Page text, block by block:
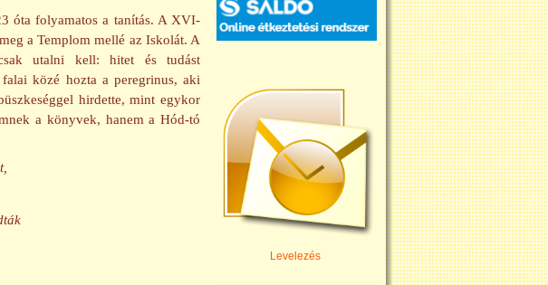
óta folyamatos a tanítás. A XVI-
a Templom mellé az Iskolát. A
csak utalni kell: hitet és tudást
közé hozta a peregrinus, aki
hirdette, mint egykor
a könyvek, hanem a Hód-tó
Levelezés